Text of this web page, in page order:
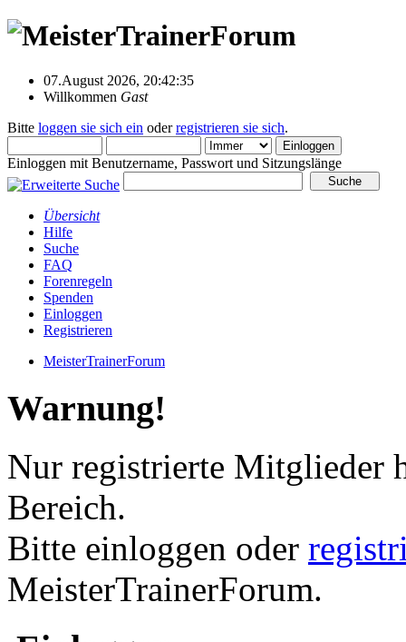
07.August 2026, 20:42:35
Willkommen Gast
Bitte loggen sie sich ein oderregistrieren sie sich.
Einloggen mit Benutzername, Passwort und Sitzungslänge
Übersicht
Hilfe
Suche
FAQ
Forenregeln
Spenden
Einloggen
Registrieren
MeisterTrainerForum
Warnung!
Nur registrierte Mitglieder
Bereich.
Bitte einloggen oder
MeisterTrainerForum.